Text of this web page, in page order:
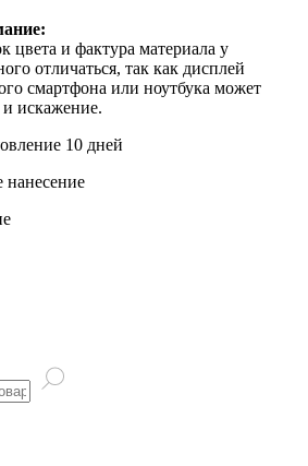
цвета и фактура материала у
отличаться, так как дисплей
смартфона или ноутбука может
и искажение.
10 дней
нанесение